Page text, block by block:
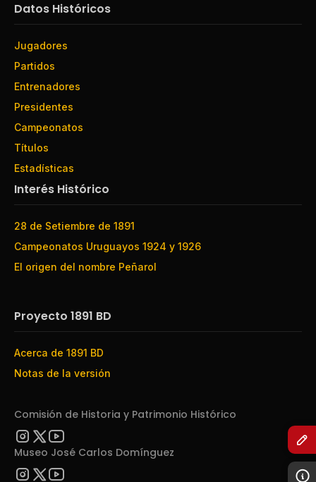
Datos Históricos
Jugadores
Partidos
Entrenadores
Presidentes
Campeonatos
Títulos
Estadísticas
Interés Histórico
28 de Setiembre de 1891
Campeonatos Uruguayos 1924 y 1926
El origen del nombre Peñarol
Proyecto 1891 BD
Acerca de 1891 BD
Notas de la versión
Comisión de Historia y Patrimonio Histórico
Museo José Carlos Domínguez